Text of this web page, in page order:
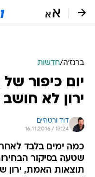
ברנז'ה/חדשות
יום כיפור
ירון לא
דוד ורטהיים
16.11.2016 / 13:24
כמה ימים בלבד לאחר
שטעה בסיקור
תוצאות האמת, ירון